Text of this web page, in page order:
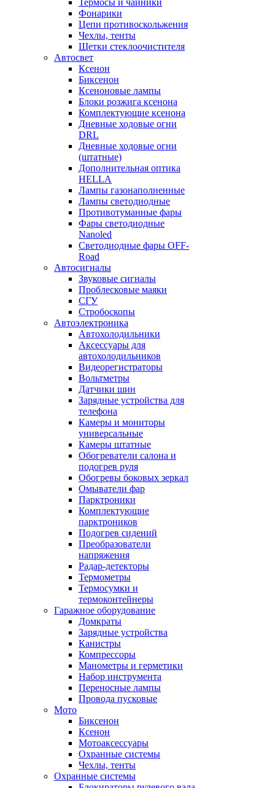
Фонарики
Цепи противоскольжения
Чехлы, тенты
Щетки стеклоочистителя
Автосвет
Ксенон
Биксенон
Ксеноновые лампы
Блоки розжига ксенона
Комплектующие ксенона
Дневные ходовые огни
DRL
Дневные ходовые огни
(штатные)
Дополнительная оптика
HELLA
Лампы газонаполненные
Лампы светодиодные
Противотуманные фары
Фары светодиодные
Nanoled
Светодиодные фары OFF-
Road
Автосигналы
Звуковые сигналы
Проблесковые маяки
СГУ
Стробоскопы
Автоэлектроника
Автохолодильники
Аксессуары для
автохолодильников
Видеорегистраторы
Вольтметры
Датчики шин
Зарядные устройства для
телефона
Камеры и мониторы
универсальные
Камеры штатные
Обогреватели салона и
подогрев руля
Обогревы боковых зеркал
Омыватели фар
Парктроники
Комплектующие
парктроников
Подогрев сидений
Преобразователи
напряжения
Радар-детекторы
Термометры
Термосумки и
термоконтейнеры
Гаражное оборудование
Домкраты
Зарядные устройства
Канистры
Компрессоры
Манометры и герметики
Набор инструмента
Переносные лампы
Провода пусковые
Мото
Биксенон
Ксенон
Мотоаксессуары
Охранные системы
Чехлы, тенты
Охранные системы